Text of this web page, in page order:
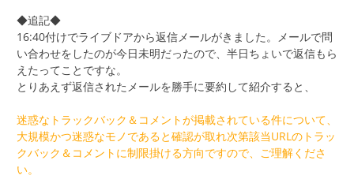
◆追記◆
16:40付けでライブドアから返信メールがきました。メールで問
い合わせをしたのが今日未明だったので、半日ちょいで返信もら
えたってことですな。
とりあえず返信されたメールを勝手に要約して紹介すると、
迷惑なトラックバック＆コメントが掲載されている件について、
大規模かつ迷惑なモノであると確認が取れ次第該当URLのトラッ
クバック＆コメントに制限掛ける方向ですので、ご理解くださ
い。